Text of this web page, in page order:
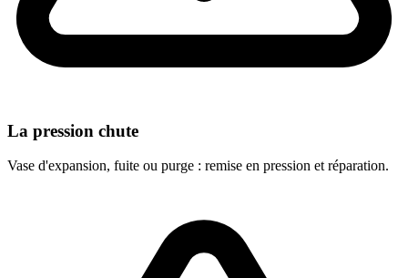
La pression chute
Vase d'expansion, fuite ou purge : remise en pression et réparation.